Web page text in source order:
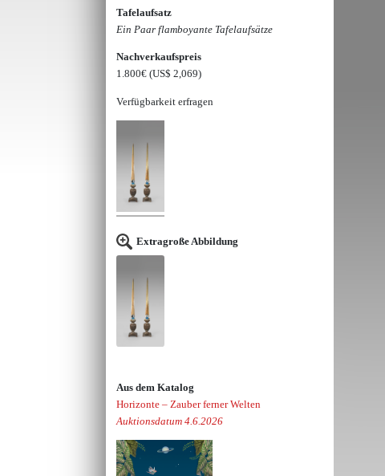
Tafelaufsatz
Ein Paar flamboyante Tafelaufsätze
Nachverkaufspreis
1.800€(US$ 2,069)
Verfügbarkeit erfragen
Extragroße Abbildung
Aus dem Katalog
Horizonte – Zauber ferner Welten
Auktionsdatum 4.6.2026